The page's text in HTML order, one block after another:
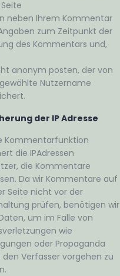
neben Ihrem Kommentar
zum Zeitpunkt der
des Kommentars und,
anonym posten, der von
Nutzername
der IP Adresse
Kommentarfunktion
die IPAdressen
die Kommentare
Da wir Kommentare auf
Seite nicht vor der
prüfen, benötigen wir
um im Falle von
wie
oder Propaganda
den Verfasser vorgehen zu